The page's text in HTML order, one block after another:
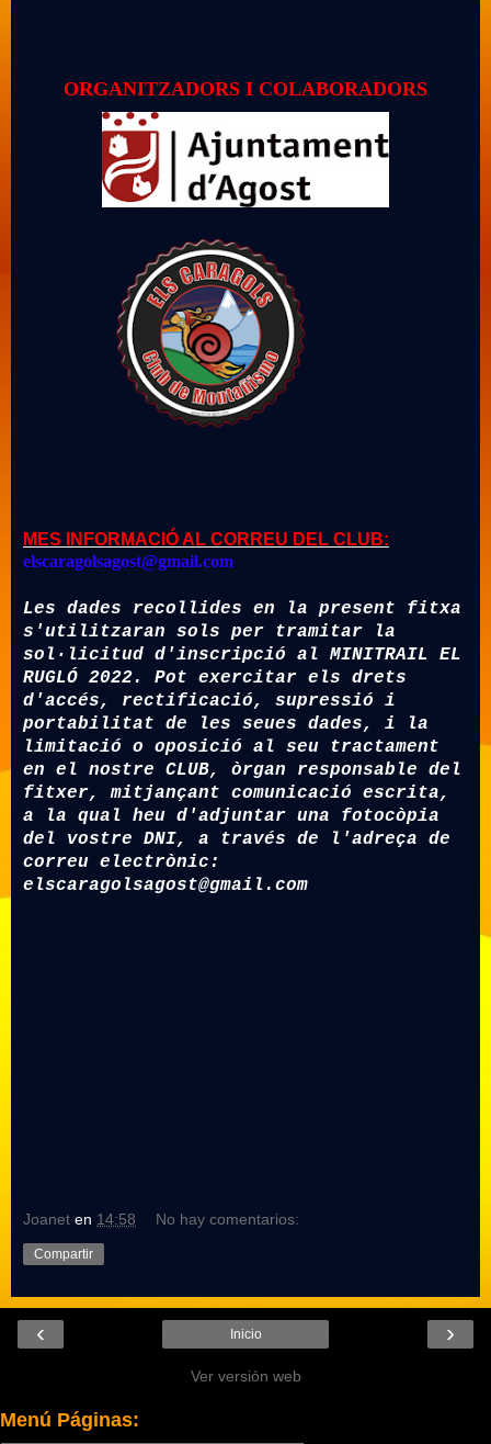
ORGANITZADORS I COLABORADORS
MES INFORMACIÓ AL CORREU DEL CLUB:
elscaragolsagost@gmail.com
Les dades recollides en la present fitxa
s'utilitzaran sols per tramitar la
sol·licitud d'inscripció al MINITRAIL EL
RUGLÓ 2022. Pot exercitar els drets
d'accés, rectificació, supressió i
portabilitat de les seues dades, i la
limitació o oposició al seu tractament
en el nostre CLUB, òrgan responsable del
fitxer, mitjançant comunicació escrita,
a la qual heu d'adjuntar una fotocòpia
del vostre DNI, a través de l'adreça de
correu electrònic:
elscaragolsagost@gmail.com
Joanet en 14:58 No hay comentarios:
Compartir
‹ ›
Inicio
Ver versión web
Menú Páginas: